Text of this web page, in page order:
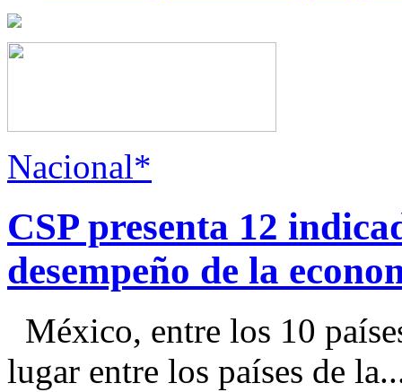
Nacional*
CSP presenta 12
desempeño de la
México, entre los 10
lugar entre los países de